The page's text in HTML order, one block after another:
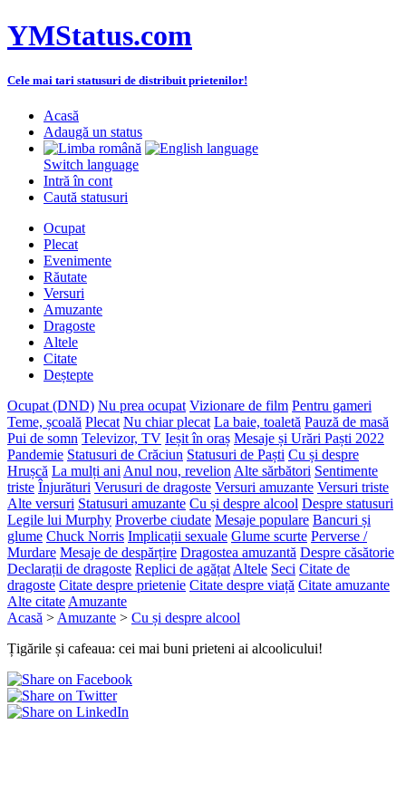
YMStatus.com
Cele mai tari statusuri de distribuit prietenilor!
Acasă
Adaugă un status
Switch language
Intră în cont
Caută statusuri
Ocupat
Plecat
Evenimente
Răutate
Versuri
Amuzante
Dragoste
Altele
Citate
Deștepte
Ocupat (DND) Nu prea ocupat Vizionare de film Pentru gameri
Teme, școală Plecat Nu chiar plecat La baie, toaletă Pauză de masă
Pui de somn Televizor, TV Ieșit în oraș Mesaje și Urări Paști 2022
Pandemie Statusuri de Crăciun Statusuri de Paști Cu și despre
Hrușcă La mulți ani Anul nou, revelion Alte sărbători Sentimente
triste Înjurături Verusuri de dragoste Versuri amuzante Versuri triste
Alte versuri Statusuri amuzante Cu și despre alcool Despre statusuri
Legile lui Murphy Proverbe ciudate Mesaje populare Bancuri și
glume Chuck Norris Implicații sexuale Glume scurte Perverse /
Murdare Mesaje de despărțire Dragostea amuzantă Despre căsătorie
Declarații de dragoste Replici de agățat Altele Seci Citate de
dragoste Citate despre prietenie Citate despre viață Citate amuzante
Alte citate Amuzante
Acasă > Amuzante > Cu și despre alcool
Țigările și cafeaua: cei mai buni prieteni ai alcoolicului!